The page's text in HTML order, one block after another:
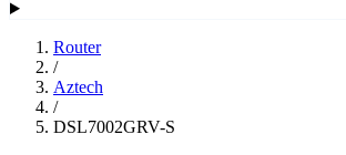
Router
/
Aztech
/
DSL7002GRV-S